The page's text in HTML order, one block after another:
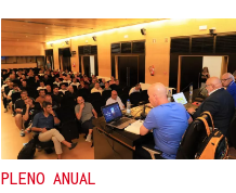
PLENO ANUAL